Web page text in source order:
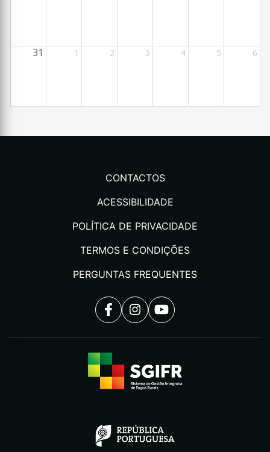
31 1 2 3 4 5 6
CONTACTOS
ACESSIBILIDADE
POLÍTICA DE PRIVACIDADE
TERMOS E CONDIÇÕES
PERGUNTAS FREQUENTES